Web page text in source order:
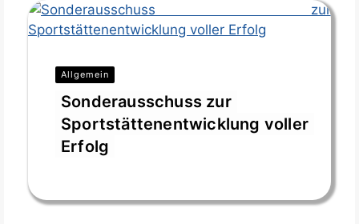
Allgemein
Sonderausschuss zur
Sportstättenentwicklung voller
Erfolg